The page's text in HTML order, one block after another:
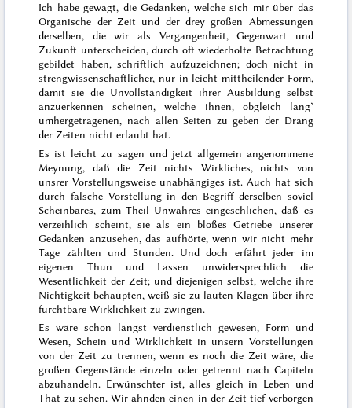
Ich habe gewagt, die Gedanken, welche sich mir über das
Organische der Zeit und der drey großen Abmessungen
derselben, die wir als Vergangenheit, Gegenwart und
Zukunft unterscheiden, durch oft wiederholte Betrachtung
gebildet haben, schriftlich aufzuzeichnen; doch nicht in
strengwissenschaftlicher, nur in leicht mittheilender Form,
damit sie die Unvollständigkeit ihrer Ausbildung selbst
anzuerkennen scheinen, welche ihnen, obgleich lang’
umhergetragenen, nach allen Seiten zu geben der Drang
der Zeiten nicht erlaubt hat.
Es ist leicht zu sagen und jetzt allgemein angenommene
Meynung, daßdie Zeit nichts Wirkliches, nichts von
unsrer Vorstellungsweise unabhängiges ist. Auch hat sich
durch falsche Vorstellung in den Begriff derselben soviel
Scheinbares, zum Theil Unwahres eingeschlichen, daß es
verzeihlich scheint, sie als ein bloßes Getriebe unserer
Gedanken anzusehen, das aufhörte, wenn wir nicht mehr
Tage zählten und Stunden. Und doch erfährt jeder im
eigenen Thun und Lassen unwidersprechlich die
Wesentlichkeit der Zeit; und diejenigen selbst, welche ihre
Nichtigkeit behaupten, weiß sie zu lauten Klagen über ihre
furchtbare Wirklichkeit zu zwingen.
Es wäre schon längst verdienstlich gewesen, Form und
Wesen, Schein und Wirklichkeit in unsern Vorstellungen
von der Zeit zu trennen, wenn es noch die Zeit wäre, die
großen Gegenstände einzeln oder getrennt nach Capiteln
abzuhandeln. Erwünschter ist, alles gleich in Leben und
That zu sehen. Wir ahnden einen in der Zeit tief verborgen